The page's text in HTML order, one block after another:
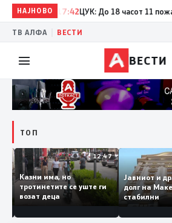
НАЈНОВО17:42ЦУК: До 18 часот 11 пожари
ТВ АЛФА ВЕСТИ
ВЕСТИ
ТОП
12:47
Казни има, но
тротинетите се уште ги
возат деца
Јавниот
долг на
стабилни